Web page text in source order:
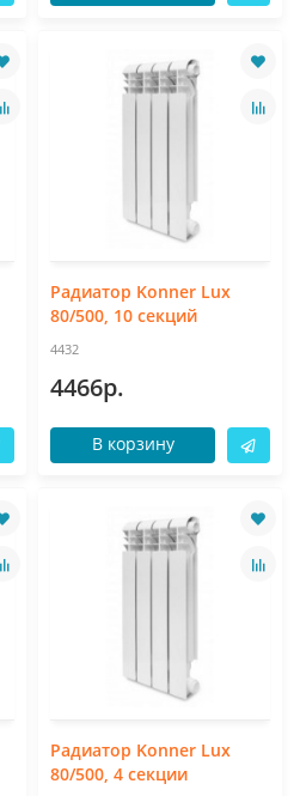
Радиатор Konner Lux
80/500, 10 секций
4432
4466р.
В корзину
Радиатор Konner Lux
80/500, 4 секции